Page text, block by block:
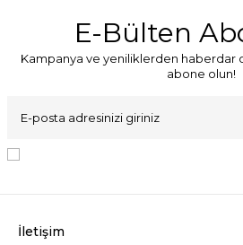
E-Bülten
Kampanya ve yeniliklerden haberdar
abone olun!
İletişim